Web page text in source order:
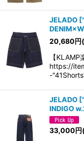
JELADO [
20,680円
【KLAMP
https://
-
JELADO [
INDIGO
33,000円